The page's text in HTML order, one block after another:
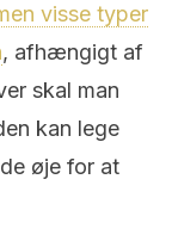
visse typer
, afhængigt af
skal man
kan lege
øje for at